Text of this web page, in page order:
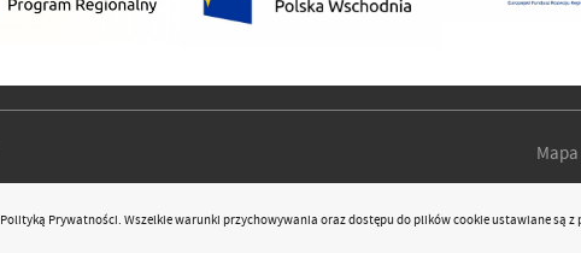
Polityką Prywatności. Wszelkie warunki przychowywania oraz dostępu do plików cookie ustawiane są